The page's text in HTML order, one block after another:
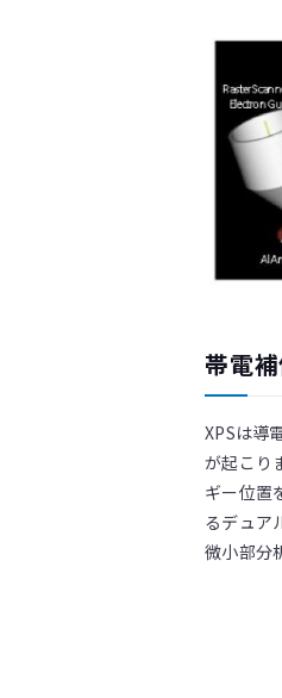
帯電
XPSは導
が起こり
ギー位置
るデュア
微小部分